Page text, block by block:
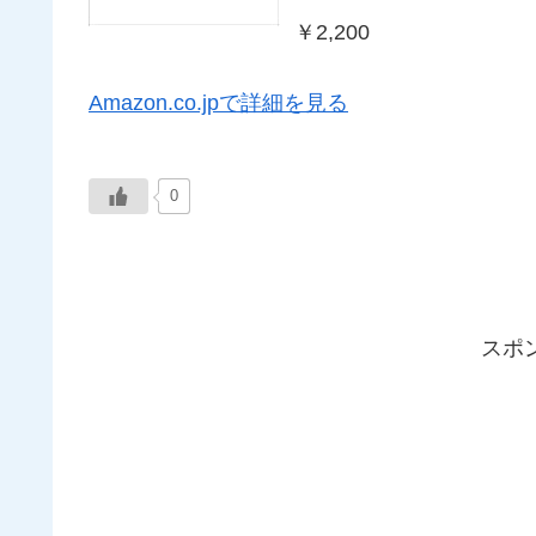
￥2,200
Amazon.co.jpで詳細を見る
0
スポ